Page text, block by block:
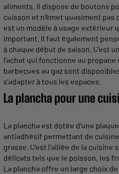
aliments. Il dispose de boutons
cuisson et n’émet quasiment pas
est un modèle à usage extérieur
important. Il faut également
à chaque début de saison. C’est un
l’achat qui fonctionne au propane
barbecues au gaz sont
s’adapter à tous les espaces.
La plancha pour une
La plancha est dotée d’une plaque
antiadhésif permettant de
grasse. C’est l’alliée de la cuisine
délicats tels que le poisson, les
La plancha offre un large choix